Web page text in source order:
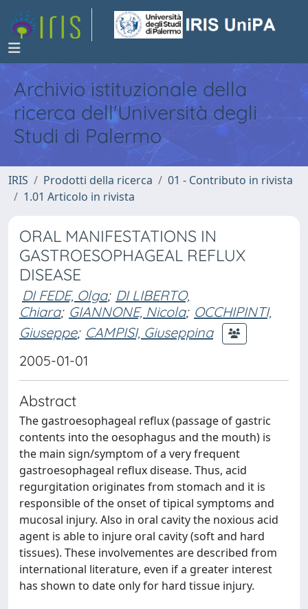
Archivio istituzionale della
ricerca dell'Università degli
Studi di Palermo
IRIS Prodotti della ricerca
01 - Contributo in rivista
1.01 Articolo in rivista
ORAL MANIFESTATIONS IN
GASTROESOPHAGEAL REFLUX
DISEASE
DI FEDE, Olga; DI LIBERTO,
Chiara; GIANNONE, Nicola; OCCHIPINTI,
Giuseppe; CAMPISI, Giuseppina
2005-01-01
Abstract
The gastroesophageal reflux (passage of gastric
contents into the oesophagus and the mouth) is
the main sign/symptom of a very frequent
gastroesophageal reflux disease. Thus, acid
regurgitation originates from stomach and it is
responsible of the onset of tipical symptoms and
mucosal injury. Also in oral cavity the noxious acid
agent is able to injure oral cavity (soft and hard
tissues). These involvementes are described from
international literature, even if a greater interest
has shown to date only for hard tissue injury.